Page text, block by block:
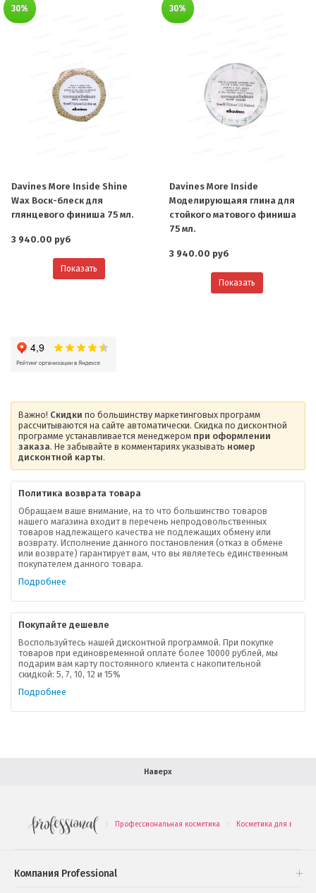
30%
Davines More Inside Shine
Wax Воск-блеск для
глянцевого финиша 75 мл.
3 940.00 руб
Показать
30%
Davines More Inside
Моделирующаяя глина для
стойкого матового финиша
75 мл.
3 940.00 руб
Показать
Важно! Скидки по большинству маркетинговых программ
рассчитываются на сайте автоматически. Скидка по дисконтной
программе устанавливается менеджером при оформлении
заказа. Не забывайте в комментариях указывать номер
дисконтной карты.
Политика возврата товара
Обращаем ваше внимание, на то что большинство товаров
нашего магазина входит в перечень непродовольственных
товаров надлежащего качества не подлежащих обмену или
возврату. Исполнение данного постановления (отказ в обмене
или возврате) гарантирует вам, что вы являетесь единственным
покупателем данного товара.
Подробнее
Покупайте дешевле
Воспользуйтесь нашей дисконтной программой. При покупке
товаров при единовременной оплате более 10000 рублей, мы
подарим вам карту постоянного клиента с накопительной
скидкой: 5, 7, 10, 12 и 15%
Подробнее
Наверх
. Профессиональная косметика . Косметика для волос
Компания Professional
О компании
Ваша скидка
Контактная информация
В помощь покупателю
Форма обратной связи
Подарочные наборы